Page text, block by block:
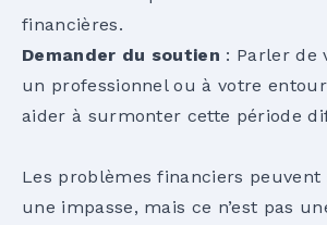
financières.
Demander du soutien : Parler de
un professionnel ou à votre
aider à surmonter cette période
Les problèmes financiers
une impasse, mais ce n’est pas